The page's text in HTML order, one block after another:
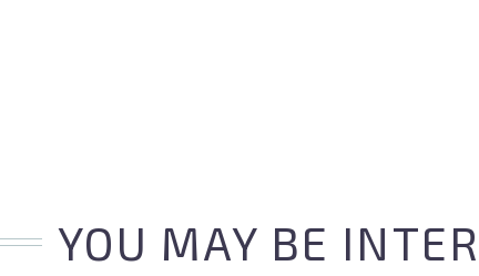
YOU MAY BE